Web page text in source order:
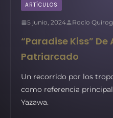
ARTÍCULOS
5 junio, 2024 Rocío
“Paradise Kiss” De
Patriarcado
Un recorrido por los
como referencia principal
Yazawa.